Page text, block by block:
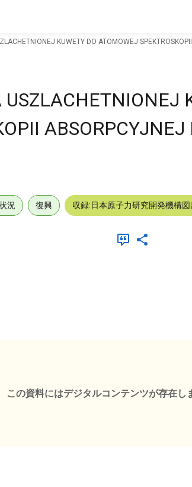
KUWETY DO ATOMOWEJ
ABSORPCYJNEJ
況 復興 収録:日本原子力研究開発機構
この資料にはデジタルコンテンツが存在し